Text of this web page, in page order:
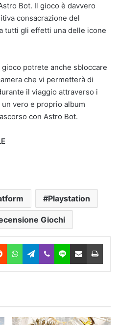
Bot. Il gioco è davvero
consacrazione del
tutti gli effetti una delle icone
potrete anche sbloccare
che vi permetterà di
il viaggio attraverso i
vero e proprio album
con Astro Bot.
Playstation
Giochi
RedditWhatsAppTelegram
ViberLine Condividi via Email